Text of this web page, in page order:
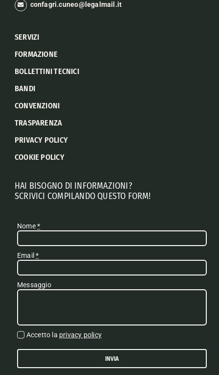
confagri.cuneo@legalmail.it
SERVIZI
FORMAZIONE
BOLLETTINI TECNICI
BANDI
CONVENZIONI
TRASPARENZA
PRIVACY POLICY
COOKIE POLICY
HAI BISOGNO DI INFORMAZIONI?
SCRIVICI COMPILANDO QUESTO FORM!
Nome*
Email*
Messaggio
Accetto la privacy policy
INVIA